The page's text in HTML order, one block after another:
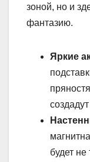
зоной, но и
фантазию.
Яркие
будет не